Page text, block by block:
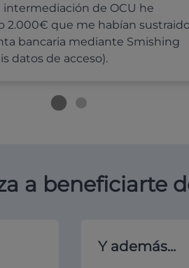
intermediación de OCU he
2.000€ que me habían
bancaria mediante Smishing
datos de acceso).
a beneficiarte
Y además...